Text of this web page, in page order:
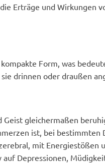
Erträge und Wirkungen
Form, was
drinnen oder draußen
Geist gleichermaßen
ist, bei bestimmten
mit Energiestößen
Depressionen,